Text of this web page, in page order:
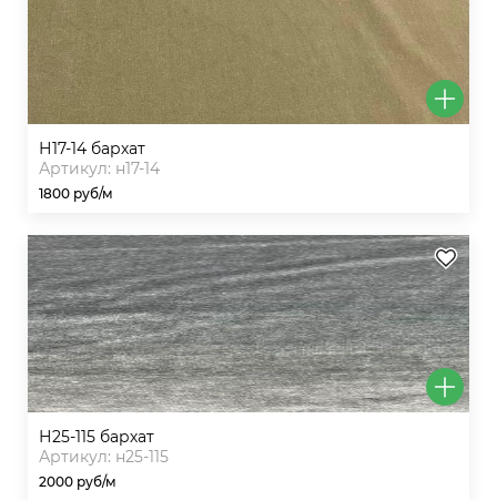
н17-14 бархат
Артикул: н17-14
1800 руб/м
н25-115 бархат
Артикул: н25-115
2000 руб/м